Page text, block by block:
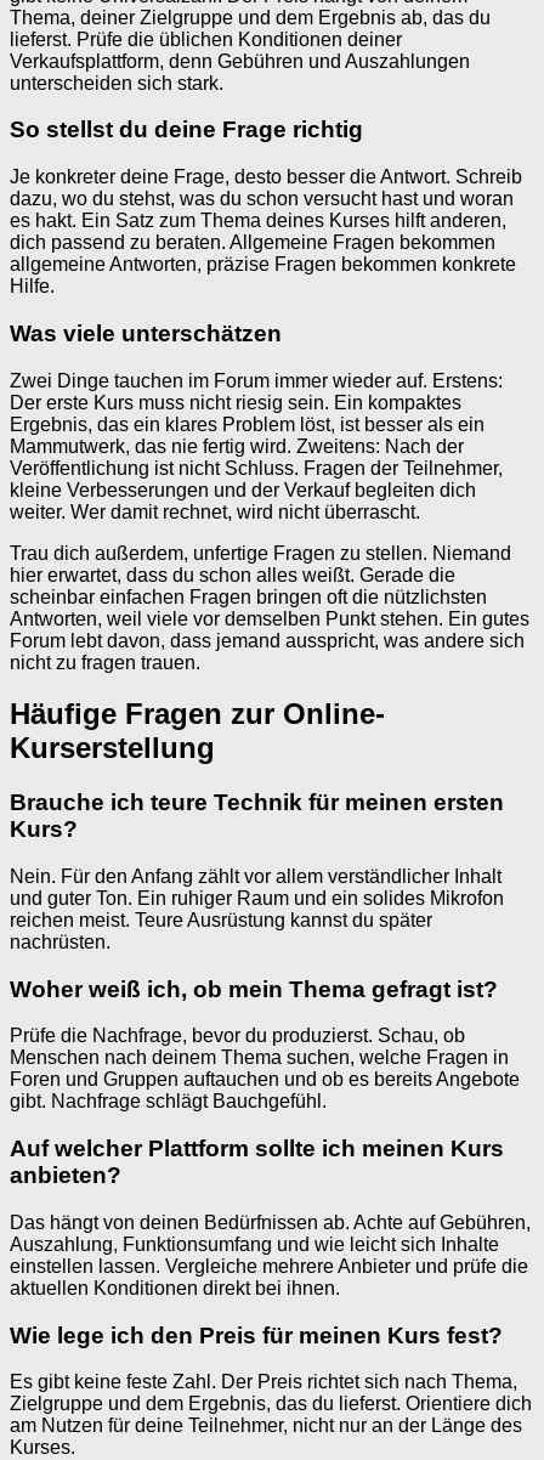
Thema, deiner Zielgruppe und dem Ergebnis ab, das du
lieferst. Prüfe die üblichen Konditionen deiner
Verkaufsplattform, denn Gebühren und Auszahlungen
unterscheiden sich stark.
So stellst du deine Frage richtig
Je konkreter deine Frage, desto besser die Antwort. Schreib
dazu, wo du stehst, was du schon versucht hast und woran
es hakt. Ein Satz zum Thema deines Kurses hilft anderen,
dich passend zu beraten. Allgemeine Fragen bekommen
allgemeine Antworten, präzise Fragen bekommen konkrete
Hilfe.
Was viele unterschätzen
Zwei Dinge tauchen im Forum immer wieder auf. Erstens:
Der erste Kurs muss nicht riesig sein. Ein kompaktes
Ergebnis, das ein klares Problem löst, ist besser als ein
Mammutwerk, das nie fertig wird. Zweitens: Nach der
Veröffentlichung ist nicht Schluss. Fragen der Teilnehmer,
kleine Verbesserungen und der Verkauf begleiten dich
weiter. Wer damit rechnet, wird nicht überrascht.
Trau dich außerdem, unfertige Fragen zu stellen. Niemand
hier erwartet, dass du schon alles weißt. Gerade die
scheinbar einfachen Fragen bringen oft die nützlichsten
Antworten, weil viele vor demselben Punkt stehen. Ein gutes
Forum lebt davon, dass jemand ausspricht, was andere sich
nicht zu fragen trauen.
Häufige Fragen zur Online-
Kurserstellung
Brauche ich teure Technik für meinen ersten
Kurs?
Nein. Für den Anfang zählt vor allem verständlicher Inhalt
und guter Ton. Ein ruhiger Raum und ein solides Mikrofon
reichen meist. Teure Ausrüstung kannst du später
nachrüsten.
Woher weiß ich, ob mein Thema gefragt ist?
Prüfe die Nachfrage, bevor du produzierst. Schau, ob
Menschen nach deinem Thema suchen, welche Fragen in
Foren und Gruppen auftauchen und ob es bereits Angebote
gibt. Nachfrage schlägt Bauchgefühl.
Auf welcher Plattform sollte ich meinen Kurs
anbieten?
Das hängt von deinen Bedürfnissen ab. Achte auf Gebühren,
Auszahlung, Funktionsumfang und wie leicht sich Inhalte
einstellen lassen. Vergleiche mehrere Anbieter und prüfe die
aktuellen Konditionen direkt bei ihnen.
Wie lege ich den Preis für meinen Kurs fest?
Es gibt keine feste Zahl. Der Preis richtet sich nach Thema,
Zielgruppe und dem Ergebnis, das du lieferst. Orientiere dich
am Nutzen für deine Teilnehmer, nicht nur an der Länge des
Kurses.